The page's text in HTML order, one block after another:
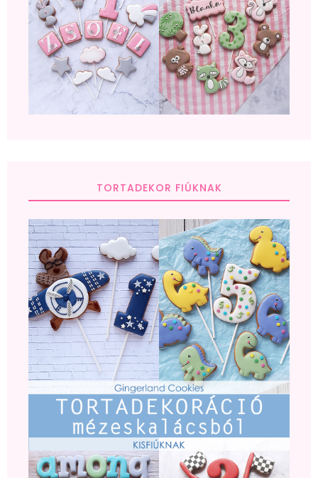
TORTADEKOR FIÚKNAK